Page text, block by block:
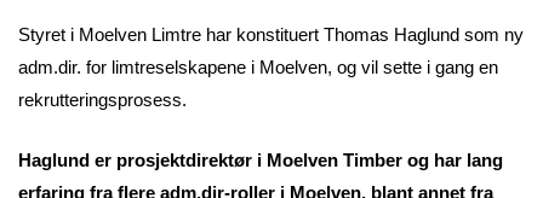
Styret i Moelven Limtre har konstituert Thomas Haglund som ny
adm.dir. for limtreselskapene i Moelven, og vil sette i gang en
rekrutteringsprosess.
Haglund er prosjektdirektør i Moelven Timber og har lang
erfaring fra flere adm.dir-roller i Moelven, blant annet fra